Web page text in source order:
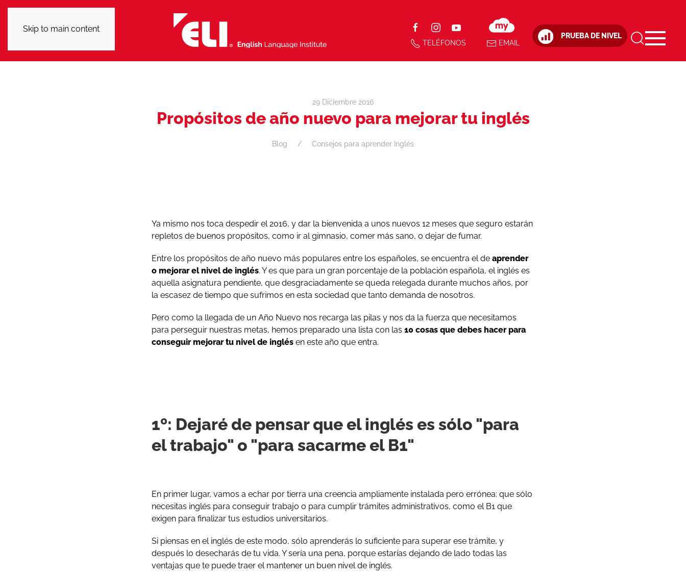
Skip to main content
TELÉFONOS EMAIL
PRUEBA DE NIVEL
29 Diciembre 2016
Propósitos de año nuevo para mejorar tu inglés
Blog Consejos para aprender Inglés
Ya mismo nos toca despedir el 2016, y dar la bienvenida a unos nuevos 12 meses que seguro estarán
repletos de buenos propósitos, como ir al gimnasio, comer más sano, o dejar de fumar.
Entre los propósitos de año nuevo más populares entre los españoles, se encuentra el de aprender
o mejorar el nivel de inglés. Y es que para un gran porcentaje de la población española, el inglés es
aquella asignatura pendiente, que desgraciadamente se queda relegada durante muchos años, por
la escasez de tiempo que sufrimos en esta sociedad que tanto demanda de nosotros.
Pero como la llegada de un Año Nuevo nos recarga las pilas y nos da la fuerza que necesitamos
para perseguir nuestras metas, hemos preparado una lista con las 10 cosas que debes hacer para
conseguir mejorar tu nivel de inglés en este año que entra.
1º: Dejaré de pensar que el inglés es sólo "para
el trabajo" o "para sacarme el B1"
En primer lugar, vamos a echar por tierra una creencia ampliamente instalada pero errónea: que sólo
necesitas inglés para conseguir trabajo o para cumplir trámites administrativos, como el B1 que
exigen para finalizar tus estudios universitarios.
Si piensas en el inglés de este modo, sólo aprenderás lo suficiente para superar ese trámite, y
después lo desecharás de tu vida. Y sería una pena, porque estarías dejando de lado todas las
ventajas que te puede traer el mantener un buen nivel de inglés.